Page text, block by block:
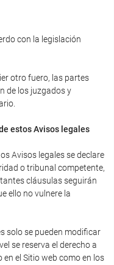
con la legislación
otro fuero, las partes
de los juzgados y
estos Avisos legales
Avisos legales se declare
o tribunal competente,
cláusulas seguirán
ello no vulnere la
solo se pueden modificar
se reserva el derecho a
el Sitio web como en los